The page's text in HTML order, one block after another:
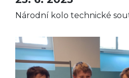
Národní kolo technické